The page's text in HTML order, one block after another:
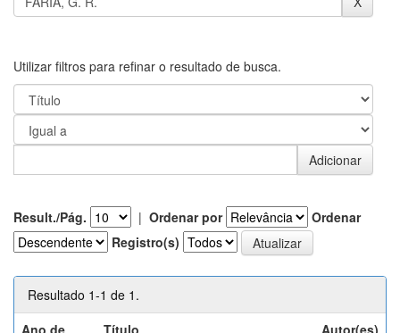
Utilizar filtros para refinar o resultado de busca.
Result./Pág. | Ordenar por
Ordenar
Registro(s)
Resultado 1-1 de 1.
Ano de
Título Autor(es)